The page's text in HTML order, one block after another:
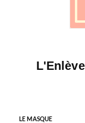
LE MASQUE